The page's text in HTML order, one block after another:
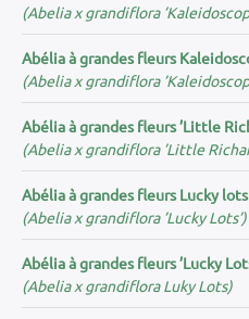
(Abelia x grandiflora
Abélia à grandes fleurs
(Abelia x grandiflora
Abélia à grandes fleurs ’Little
(Abelia x grandiflora ’Little
Abélia à grandes fleurs Lucky lots
(Abelia x grandiflora ’Lucky Lots’)
Abélia à grandes fleurs ’Lucky
(Abelia x grandiflora Luky Lots)